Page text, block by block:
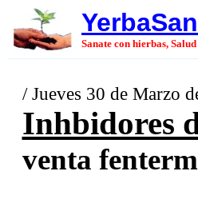
Sanate con hierbas,
/ Jueves 30 de Marzo
Inhbidores
venta